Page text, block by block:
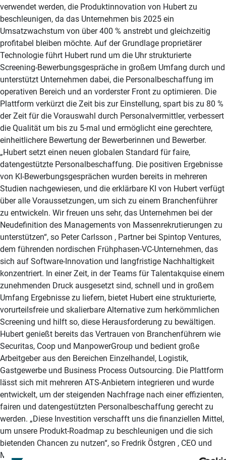
verwendet werden, die Produktinnovation von Hubert zu
beschleunigen, da das Unternehmen bis 2025 ein
Umsatzwachstum von über 400 % anstrebt und gleichzeitig
profitabel bleiben möchte. Auf der Grundlage proprietärer
Technologie führt Hubert rund um die Uhr strukturierte
Screening-Bewerbungsgespräche in großem Umfang durch und
unterstützt Unternehmen dabei, die Personalbeschaffung im
operativen Bereich und an vorderster Front zu optimieren. Die
Plattform verkürzt die Zeit bis zur Einstellung, spart bis zu 80 %
der Zeit für die Vorauswahl durch Personalvermittler, verbessert
die Qualität um bis zu 5-mal und ermöglicht eine gerechtere,
einheitlichere Bewertung der Bewerberinnen und Bewerber.
„Hubert setzt einen neuen globalen Standard für faire,
datengestützte Personalbeschaffung. Die positiven Ergebnisse
von KI-Bewerbungsgesprächen wurden bereits in mehreren
Studien nachgewiesen, und die erklärbare KI von Hubert verfügt
über alle Voraussetzungen, um sich zu einem Branchenführer
zu entwickeln. Wir freuen uns sehr, das Unternehmen bei der
Neudefinition des Managements von Massenrekrutierungen zu
unterstützen“, so Peter Carlsson , Partner bei Spintop Ventures,
dem führenden nordischen Frühphasen-VC-Unternehmen, das
sich auf Software-Innovation und langfristige Nachhaltigkeit
konzentriert. In einer Zeit, in der Teams für Talentakquise einem
zunehmenden Druck ausgesetzt sind, schnell und in großem
Umfang Ergebnisse zu liefern, bietet Hubert eine strukturierte,
vorurteilsfreie und skalierbare Alternative zum herkömmlichen
Screening und hilft so, diese Herausforderung zu bewältigen.
Hubert genießt bereits das Vertrauen von Branchenführern wie
Securitas, Coop und ManpowerGroup und bedient große
Arbeitgeber aus den Bereichen Einzelhandel, Logistik,
Gastgewerbe und Business Process Outsourcing. Die Plattform
lässt sich mit mehreren ATS-Anbietern integrieren und wurde
entwickelt, um der steigenden Nachfrage nach einer effizienten,
fairen und datengestützten Personalbeschaffung gerecht zu
werden. „Diese Investition verschafft uns die finanziellen Mittel,
um unsere Produkt-Roadmap zu beschleunigen und die sich
bietenden Chancen zu nutzen“, so Fredrik Östgren , CEO und
Mitbegründer von Hubert. „Wir revolutionieren die groß